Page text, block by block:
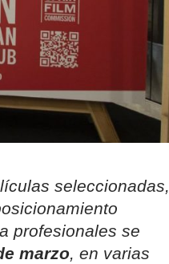
seleccionadas,
profesionales se
marzo, en varias